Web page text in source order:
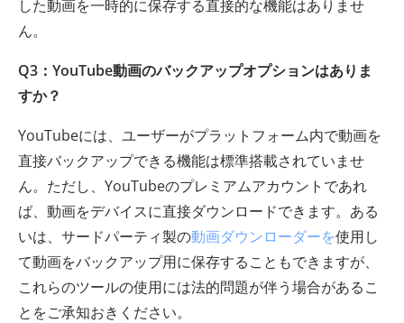
した動画を一時的に保存する直接的な機能はありませ
ん。
Q3：YouTube動画のバックアップオプションはありま
すか？
YouTubeには、ユーザーがプラットフォーム内で動画を
直接バックアップできる機能は標準搭載されていませ
ん。ただし、YouTubeのプレミアムアカウントであれ
ば、動画をデバイスに直接ダウンロードできます。ある
いは、サードパーティ製の動画ダウンローダーを使用し
て動画をバックアップ用に保存することもできますが、
これらのツールの使用には法的問題が伴う場合があるこ
とをご承知おきください。